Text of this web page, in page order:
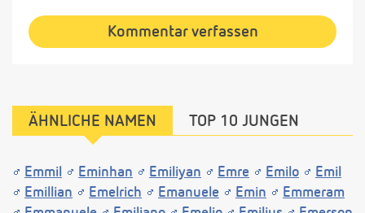
Kommentar verfassen
ÄHNLICHE NAMEN TOP 10 JUNGEN
Emmil Eminhan Emiliyan Emre Emilo
Emil
Emillian
Emelrich Emanuele Emin
Emmeram